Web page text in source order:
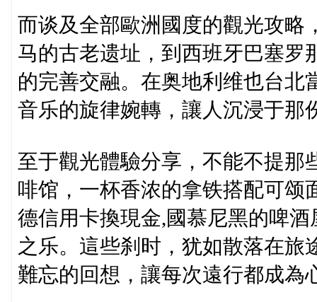
而谈及全部歐洲國度的觀光攻略
马的古老遗址，到西班牙巴塞罗
的完善交融。在奥地利维也台北
音乐的旋律婉轉，讓人沉浸于那
至于觀光體驗分享，不能不提那
啡馆，一杯香浓的拿铁搭配可颂
德信用卡換現金,國慕尼黑的啤
之乐。這些刹时，犹如散落在旅
難忘的回想，讓每次遠行都成為